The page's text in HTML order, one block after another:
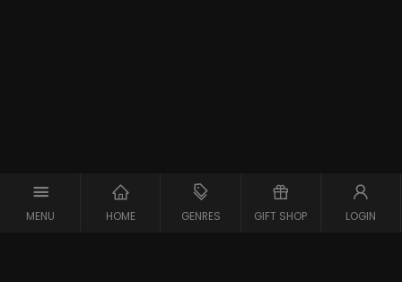
MENU HOME GENRES GIFT SHOP LOGIN